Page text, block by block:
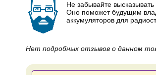
Не забывайте
Оно поможет будущим
аккумуляторов для
Нет подробных отзывов о данном